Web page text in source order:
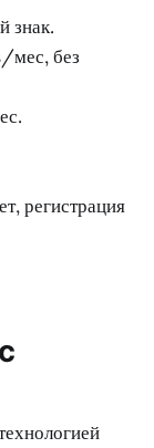
знак.
мес, без
регистрация